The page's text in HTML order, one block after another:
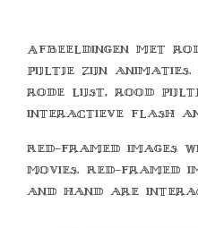
Afbeeldingen met
pijltje zijn animaties.
rode lijst, rood
interactieve flash
Red-framed
movies. Red-framed
and hand are